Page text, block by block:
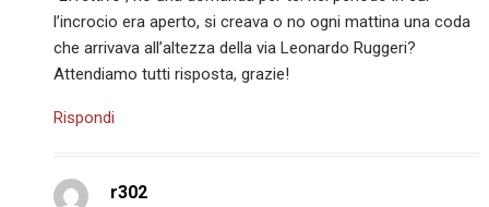
l’incrocio era aperto, si creava o no ogni mattina una coda
che arrivava all’altezza della via Leonardo Ruggeri?
Attendiamo tutti risposta, grazie!
Rispondi
r302